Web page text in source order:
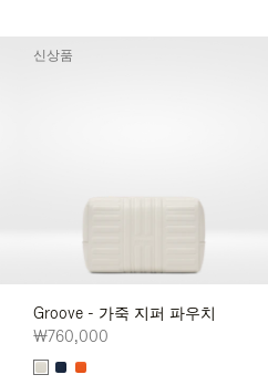
Groove - 가죽 지퍼 파우치
₩760,000
신상품